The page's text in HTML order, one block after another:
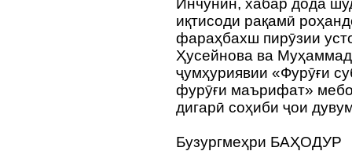
Инчунин, хабар дода
иқтисоди рақамӣ
фараҳбахш пирӯзии
Ҳусейнова ва
ҷумҳуриявии «Фурӯғи
фурӯғи маърифат»
дигарӣ соҳиби ҷои
Бузургмеҳри БАҲОДУР